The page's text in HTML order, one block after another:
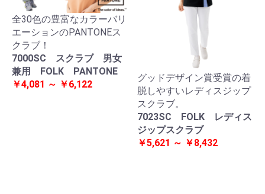
全30色の豊富なカラーバリ
エーションのPANTONEス
クラブ！
7000SC スクラブ 男女
兼用 FOLK PANTONE
￥4,081 ～ ￥6,122
グッドデザイン賞受賞の着
脱しやすいレディスジップ
スクラブ。
7023SC FOLK レディス
ジップスクラブ
￥5,621 ～ ￥8,432